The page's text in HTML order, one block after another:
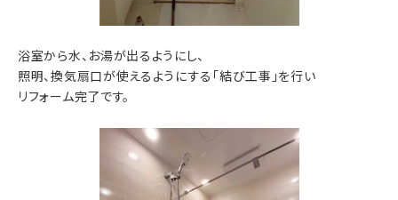
浴室から水、お湯が出るようにし、
照明、換気扇口が使えるようにする「結び工事」を行い
リフォーム完了です。